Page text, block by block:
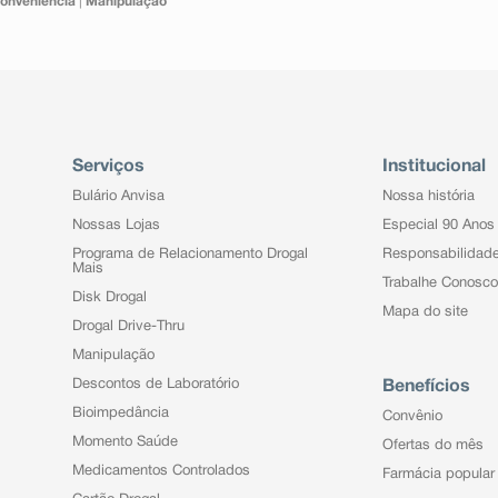
Serviços
Bulário Anvisa
Nossas Lojas
Programa de Relacionamento Drogal
Mais
Disk Drogal
Drogal Drive-Thru
Manipulação
Descontos de Laboratório
Bioimpedância
Momento Saúde
Medicamentos Controlados
Institucional
Nossa história
Especial 90 Anos
Trabalhe Conosco
Mapa do site
Benefícios
Convênio
Ofertas do mês
Farmácia popular